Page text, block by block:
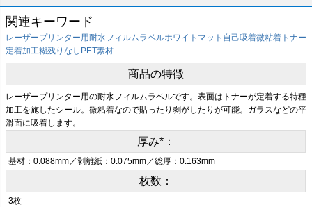
関連キーワード
レーザープリンター用耐水フィルムラベルホワイトマット 自己吸着微粘着 トナー
定着加工糊残りなし PET素材
商品の特徴
レーザープリンター用の耐水フィルムラベルです。表面はトナーが定着する特種
加工を施したシール。微粘着なので貼ったり剥がしたりが可能。ガラスなどの平
滑面に吸着します。
厚み*：
基材：0.088mm／剥離紙：0.075mm／総厚：0.163mm
枚数：
3枚